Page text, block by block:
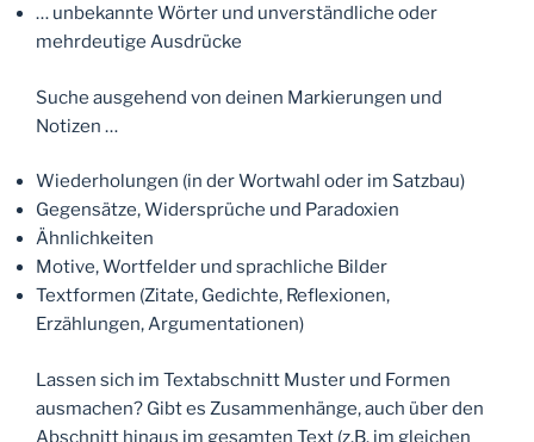
… unbekannte Wörter und unverständliche oder
mehrdeutige Ausdrücke
Suche ausgehend von deinen Markierungen und
Notizen …
Wiederholungen (in der Wortwahl oder im Satzbau)
Gegensätze, Widersprüche und Paradoxien
Ähnlichkeiten
Motive, Wortfelder und sprachliche Bilder
Textformen (Zitate, Gedichte, Reflexionen,
Erzählungen, Argumentationen)
Lassen sich im Textabschnitt Muster und Formen
ausmachen? Gibt es Zusammenhänge, auch über den
Abschnitt hinaus im gesamten Text (z.B. im gleichen